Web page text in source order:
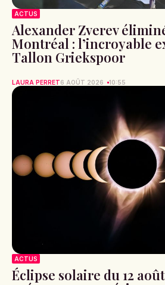
ACTUS
Alexander Zverev
Montréal : l’incroyable
Tallon Griekspoor
LAURA PERRET6 AOÛT 2026 10:55
ACTUS
Éclipse solaire du 12